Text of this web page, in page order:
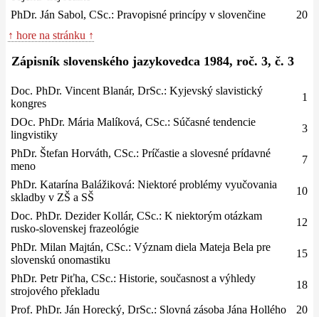
PhDr. Ján Sabol, CSc.: Pravopisné princípy v slovenčine
20
↑ hore na stránku ↑
Zápisník slovenského jazykovedca 1984, roč. 3, č. 3
Doc. PhDr. Vincent Blanár, DrSc.: Kyjevský slavistický
kongres
1
DOc. PhDr. Mária Malíková, CSc.: Súčasné tendencie
lingvistiky
3
PhDr. Štefan Horváth, CSc.: Príčastie a slovesné prídavné
meno
7
PhDr. Katarína Balážiková: Niektoré problémy vyučovania
skladby v ZŠ a SŠ
10
Doc. PhDr. Dezider Kollár, CSc.: K niektorým otázkam
rusko-slovenskej frazeológie
12
PhDr. Milan Majtán, CSc.: Význam diela Mateja Bela pre
slovenskú onomastiku
15
PhDr. Petr Piťha, CSc.: Historie, současnost a výhledy
strojového překladu
18
Prof. PhDr. Ján Horecký, DrSc.: Slovná zásoba Jána Hollého
20